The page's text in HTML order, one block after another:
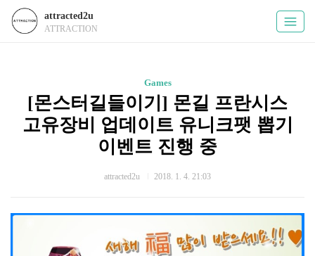
attracted2u
ATTRACTION
Games
[몬스터길들이기] 몬길 프란시스
고유장비 업데이트 유니크팻 뽑기
이벤트 진행 중
attracted2u 2018. 1. 4. 21:03